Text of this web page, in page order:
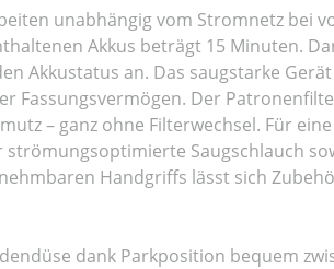
unabhängig vom Stromnetz bei
Akkus beträgt 15 Minuten.
Akkustatus an. Das saugstarke
Fassungsvermögen. Der
– ganz ohne Filterwechsel. Für
Saugschlauch
Handgriffs lässt sich
dank Parkposition bequem